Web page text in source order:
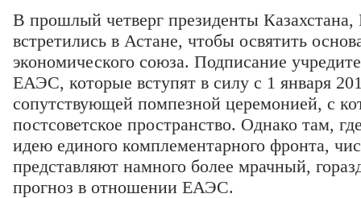
В прошлый четверг президенты Казахстана,
встретились в Астане, чтобы освятить
экономического союза. Подписание
ЕАЭС, которые вступят в силу с 1 января
сопутствующей помпезной церемонией, с
постсоветское пространство. Однако там,
идею единого комплементарного фронта,
представляют намного более мрачный,
прогноз в отношении ЕАЭС.